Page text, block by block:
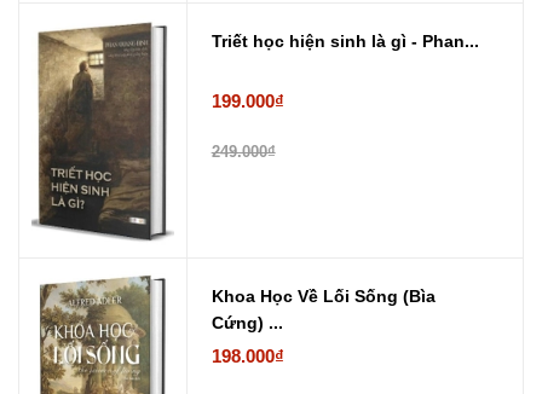
Triết học hiện sinh là gì - Phan...
199.000₫
249.000₫
Khoa Học Về Lối Sống (Bìa
Cứng) ...
198.000₫